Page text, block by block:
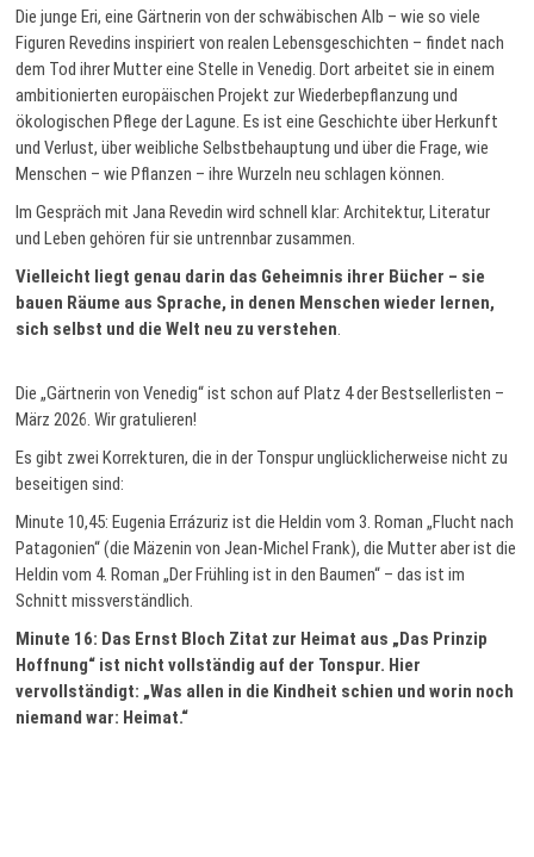
Die junge Eri, eine Gärtnerin von der schwäbischen Alb – wie so viele
Figuren Revedins inspiriert von realen Lebensgeschichten – findet nach
dem Tod ihrer Mutter eine Stelle in Venedig. Dort arbeitet sie in einem
ambitionierten europäischen Projekt zur Wiederbepflanzung und
ökologischen Pflege der Lagune. Es ist eine Geschichte über Herkunft
und Verlust, über weibliche Selbstbehauptung und über die Frage, wie
Menschen – wie Pflanzen – ihre Wurzeln neu schlagen können.
Im Gespräch mit Jana Revedin wird schnell klar: Architektur, Literatur
und Leben gehören für sie untrennbar zusammen.
Vielleicht liegt genau darin das Geheimnis ihrer Bücher – sie
bauen Räume aus Sprache, in denen Menschen wieder lernen,
sich selbst und die Welt neu zu verstehen.
Die „Gärtnerin von Venedig“ ist schon auf Platz 4 der Bestsellerlisten –
März 2026. Wir gratulieren!
Es gibt zwei Korrekturen, die in der Tonspur unglücklicherweise nicht zu
beseitigen sind:
Minute 10,45: Eugenia Errázuriz ist die Heldin vom 3. Roman „Flucht nach
Patagonien“ (die Mäzenin von Jean-Michel Frank), die Mutter aber ist die
Heldin vom 4. Roman „Der Frühling ist in den Baumen“ – das ist im
Schnitt missverständlich.
Minute 16: Das Ernst Bloch Zitat zur Heimat aus „Das Prinzip
Hoffnung“ ist nicht vollständig auf der Tonspur. Hier
vervollständigt: „Was allen in die Kindheit schien und worin noch
niemand war: Heimat.“